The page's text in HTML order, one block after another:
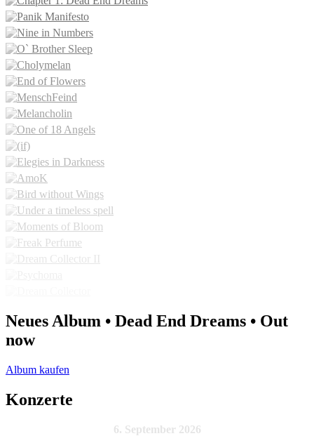
Neues Album • Dead End Dreams • Out
now
Album kaufen
Konzerte
6. September 2026